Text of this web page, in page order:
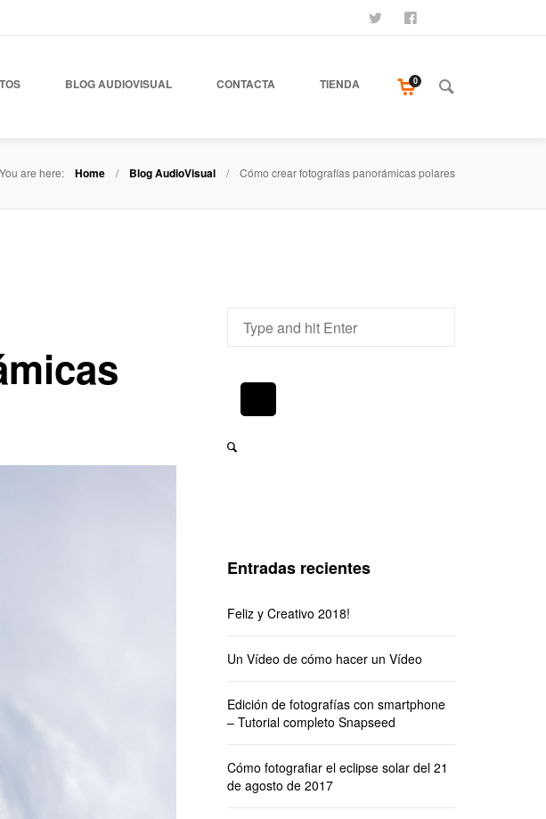
SÍGUENOS
BLOG AUDIOVISUAL CONTACTA TIENDA 0
You are here: Home Blog AudioVisual Cómo crear fotografías panorámicas polares
Entradas recientes
Feliz y Creativo 2018!
Un Vídeo de cómo hacer un Vídeo
Edición de fotografías con smartphone
– Tutorial completo Snapseed
Cómo fotografiar el eclipse solar del 21
de agosto de 2017